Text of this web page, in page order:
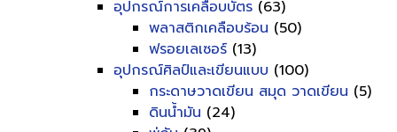
อุปกรณ์การเคลือบบัตร (63)
พลาสติกเคลือบร้อน (50)
ฟรอยเลเซอร์ (13)
อุปกรณ์ศิลป์และเขียนแบบ (100)
กระดาษวาดเขียน สมุด วาดเขียน (5)
ดินน้ำมัน (24)